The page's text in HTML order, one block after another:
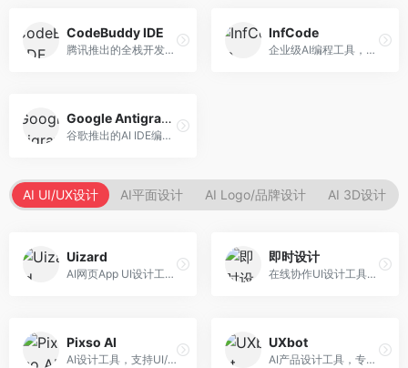
CodeBuddy IDE
腾讯推出的全栈开发AI IDE，整合腾讯云服务。面向开发者，提供代码生成、调试辅助、部署服务等功能，与腾讯云生态深度整合。
InfCode
企业级AI编程工具，专注于团队协作开发。面向企业开发团队，提供代码生成、代码审查、团队协作等服务，企业级功能完善。
Google Antigravity
谷歌推出的AI IDE编程智能体，整合Google Cloud服务。面向谷歌生态开发者，提供智能编程辅助、云服务集成等功能。
AI UI/UX设计 AI平面设计 AI Logo/品牌设计 AI 3D设计
Uizard
AI网页App UI设计工具，专注于快速界面生成。面向产品经理和设计师，提供线框图转UI、界面生成、设计优化等服务，设计速度快。
即时设计
在线协作UI设计工具，整合AI设计功能。面向设计师和产品团队，提供界面设计、原型制作、设计资源库等服务，国产协作设计平台。
Pixso AI
AI设计工具，支持UI/UX设计全流程。面向设计师和产品团队，提供界面生成、设计优化、协作评审等服务，国产替代方案，团队协作便捷。
UXbot
AI产品设计工具，专注于用户体验优化。面向UX设计师，提供用户研究、设计建议、可用性测试等服务，UX设计支持完善。